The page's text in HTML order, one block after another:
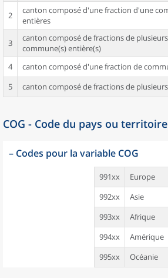
2
canton composé d'une fraction d'une
entières
3
canton composé de fractions de
commune(s) entière(s)
4
canton composé d'une fraction de
5
canton composé de fractions de
COG - Code du pays ou territoire
– Codes pour la variable COG
991xx
Europe
992xx
Asie
993xx
Afrique
994xx
Amérique
995xx
Océanie